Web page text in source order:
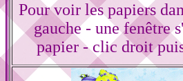
Pour voir les papiers
gauche - une fenêtre
papier - clic droit